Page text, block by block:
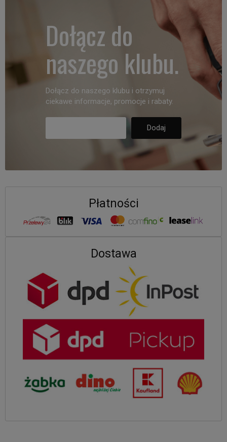
Dołącz do
naszego klubu.
Dołącz do naszego klubu i otrzymuj
ciekawe informacje, promocje i rabaty.
Płatności
Dostawa